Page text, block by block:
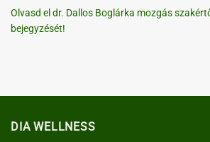
Olvasd el dr. Dallos Boglárka mozgás
bejegyzését!
DIA WELLNESS